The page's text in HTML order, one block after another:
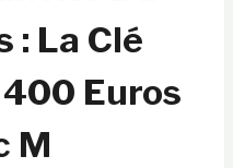
: La Clé
400 Euros
M